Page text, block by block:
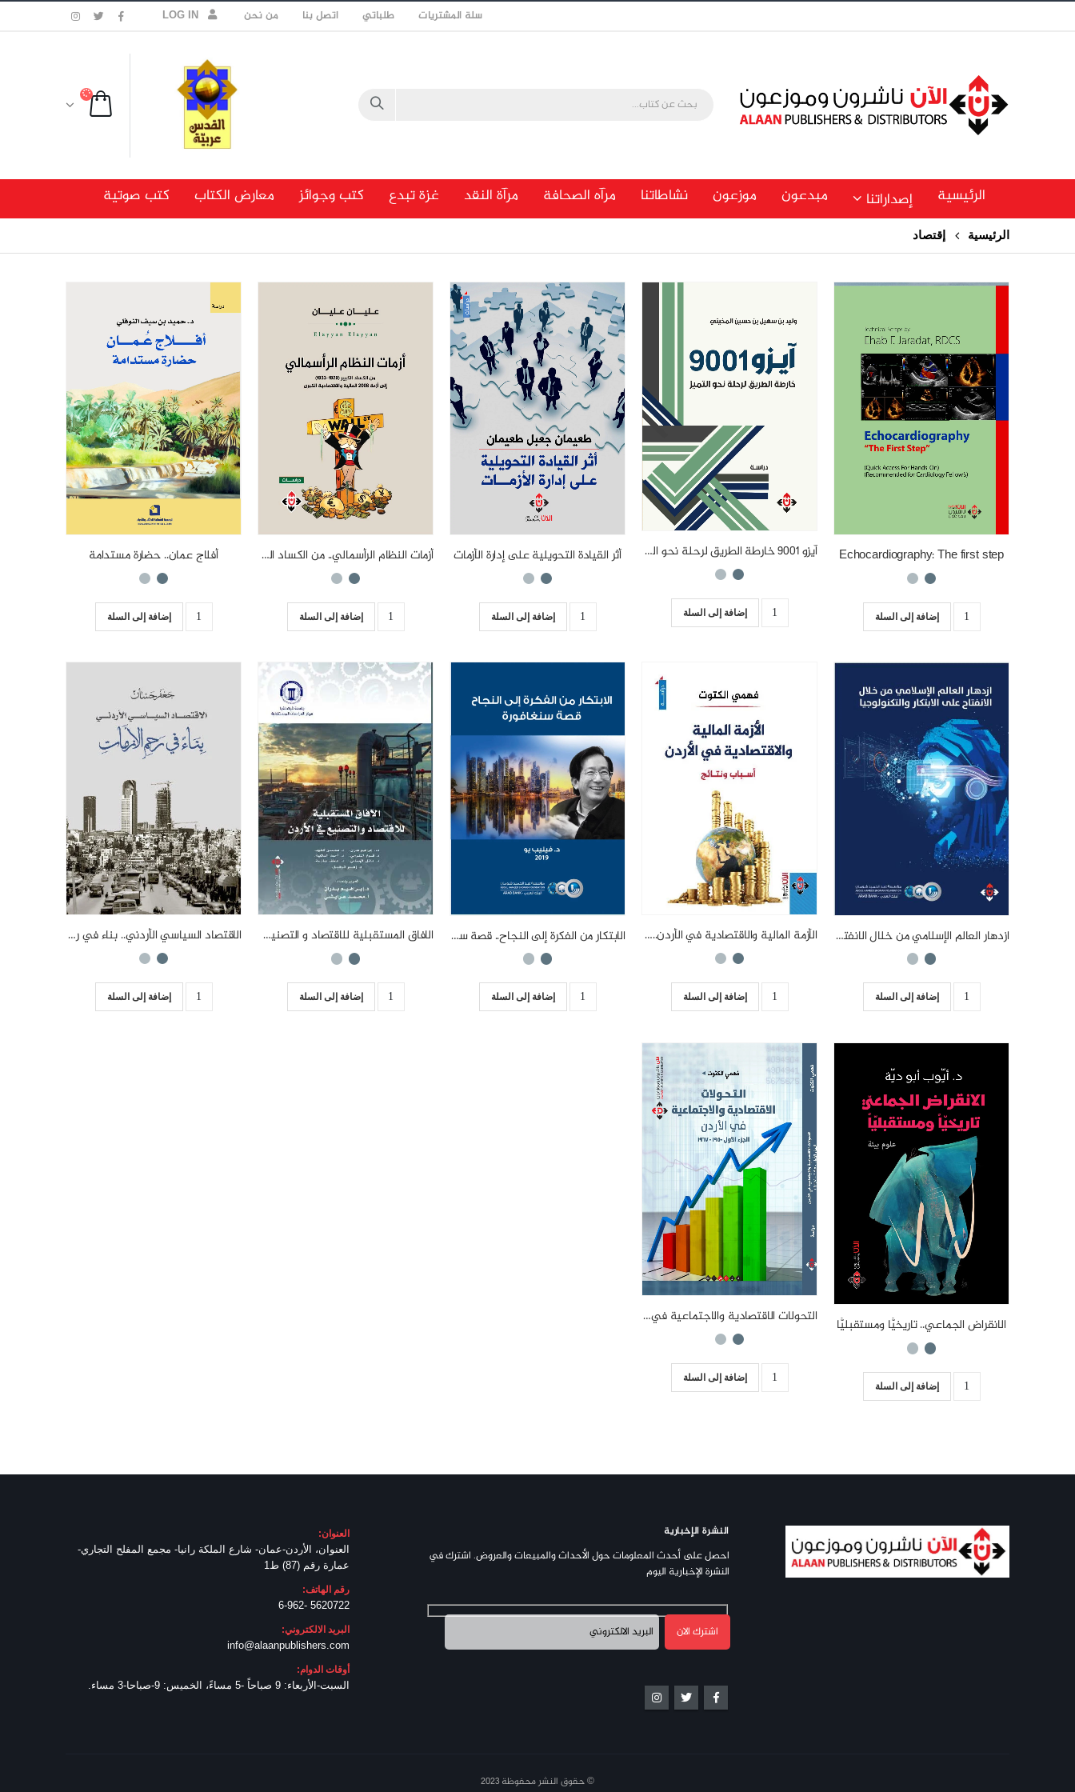
سلة المشتريات طلباتي اتصل بنا من نحن LOG IN
الرئيسية إصداراتنا مبدعون موزعون نشاطاتنا مرآه الصحافة مرآة النقد غزة تبدع كتب وجوائز معارض الكتاب كتب صوتية
الرئيسية إقتصاد
Echocardiography: The first step
إضافة إلى السلة
آيزو 9001 خارطة الطريق لرحلة نحو التميُّز
إضافة إلى السلة
أثر القيادة التحويلية على إدارة الأزمات
إضافة إلى السلة
أزمات النظام الرأسمالي.. من الكساد الكبير 1929-1933 إلى أزمة 2008 المالية والاقتصادية الكبرى
إضافة إلى السلة
أفلاج عمان.. حضارة مستدامة
إضافة إلى السلة
ازدهار العالم الإسلامي من خلال الانفتاح على الابتكار والتكنولوجيا
إضافة إلى السلة
الأزمة المالية والاقتصادية في الأردن.. أسباب ونتائج
إضافة إلى السلة
الابتكار من الفكرة إلى النجاح.. قصة سنغافورة
إضافة إلى السلة
الافاق المستقبلية للاقتصاد و التصنيع في الاردن
إضافة إلى السلة
الاقتصاد السياسي الأردني.. بناء في رحم الأزمات
إضافة إلى السلة
الانقراض الجماعي.. تاريخيًّا ومستقبليًّا
إضافة إلى السلة
التحولات الاقتصادية والاجتماعية في الأردن.. 1950-1967
إضافة إلى السلة
النشرة الإخبارية
احصل على أحدث المعلومات حول الأحداث والمبيعات والعروض. اشترك في
النشرة الإخبارية اليوم
العنوان:
العنوان، الأردن-عمان- شارع الملكة رانيا- مجمع المفلح التجاري-
عمارة رقم (87) ط1
رقم الهاتف:
5620722 -6-962
البريد الالكتروني:
info@alaanpublishers.com
أوقات الدوام:
السبت-الأربعاء: 9 صباحاً -5 مساءً، الخميس: 9-صباحا-3 مساء.
© حقوق النشر محفوظة 2023